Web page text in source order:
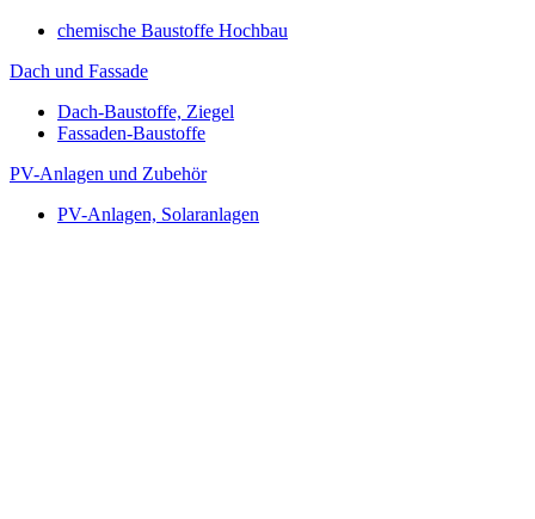
chemische Baustoffe Hochbau
Dach und Fassade
Dach-Baustoffe, Ziegel
Fassaden-Baustoffe
PV-Anlagen und Zubehör
PV-Anlagen, Solaranlagen